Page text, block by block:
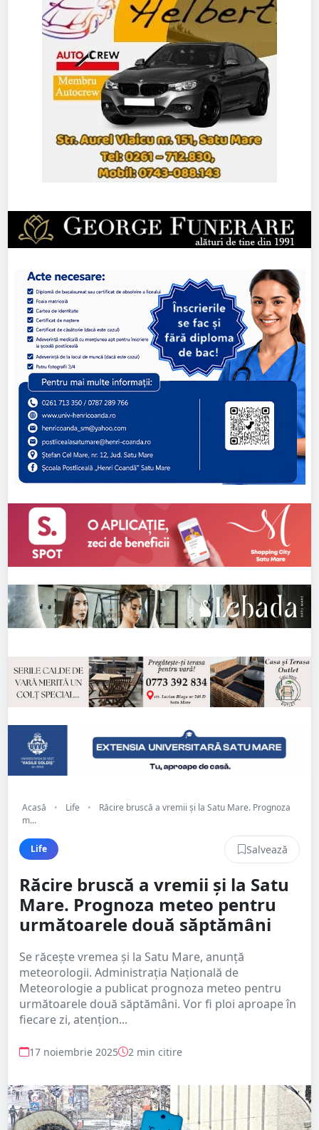
Acasă • Life •
Răcire bruscă a vremii și la Satu Mare. Prognoza
m...
Life Salvează
Răcire bruscă a vremii și la Satu
Mare. Prognoza meteo pentru
următoarele două săptămâni
Se răcește vremea și la Satu Mare, anunță
meteorologii. Administrația Națională de
Meteorologie a publicat prognoza meteo pentru
următoarele două săptămâni. Vor fi ploi aproape în
fiecare zi, atențion...
17 noiembrie 2025 2 min citire